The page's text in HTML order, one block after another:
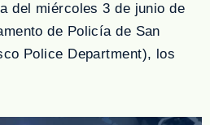
del miércoles 3 de junio de
de Policía de San
Police Department), los